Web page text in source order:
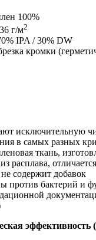
100%
г/м2
IPA / 30% DW
кромки
исключительную
в самых разных
ткань,
расплава,
содержит добавок
против бактерий и
эффективность